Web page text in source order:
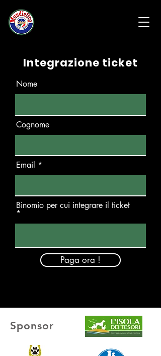
Integrazione ticket
Nome
Cognome
Email
Binomio per cui integrare il ticket
Paga ora !
Sponsor